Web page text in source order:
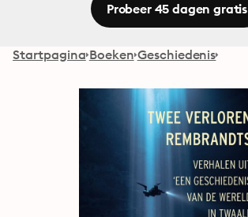
Probeer 45 dagen gratis
Startpagina Boeken Geschiedenis